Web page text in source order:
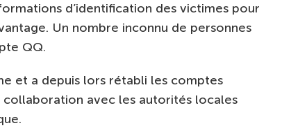
d’identification des victimes pour
Un nombre inconnu de personnes
QQ.
et a depuis lors rétabli les comptes
avec les autorités locales